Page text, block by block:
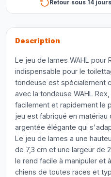
Retour sous 14 jours
Description
Le jeu de lames WAHL pour
indispensable pour le
tondeuse est spécialement
avec la tondeuse WAHL
facilement et rapidement le
jeu est fabriqué en matériau
argentée élégante qui
Le jeu de lames a une
de 7,3 cm et une largeur de
le rend facile à manipuler et
chiens de toutes races et